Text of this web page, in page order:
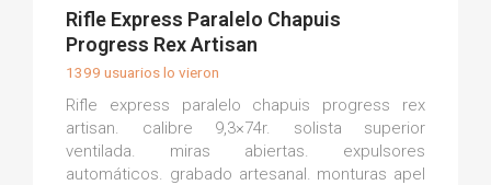
Rifle Express Paralelo Chapuis
Progress Rex Artisan
1399 usuarios lo vieron
Rifle express paralelo chapuis progress rex
artisan. calibre 9,3×74r. solista superior
ventilada. miras abiertas. expulsores
automáticos. grabado artesanal. monturas apel